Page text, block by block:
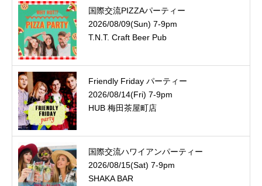
国際交流PIZZAパーティー
2026/08/09(Sun) 7-9pm
T.N.T. Craft Beer Pub
Friendly Friday パーティー
2026/08/14(Fri) 7-9pm
HUB 梅田茶屋町店
国際交流ハワイアンパーティー
2026/08/15(Sat) 7-9pm
SHAKA BAR